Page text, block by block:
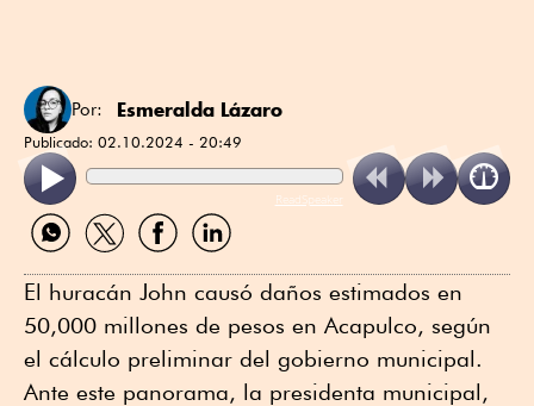
Por: Esmeralda Lázaro
Publicado: 02.10.2024 - 20:49
ReadSpeaker
Compartir
por
Compartir
por
Compartir
por
Compartir
por
El huracán John causó daños estimados en
50,000 millones de pesos en Acapulco, según
el cálculo preliminar del gobierno municipal.
Ante este panorama, la presidenta municipal,